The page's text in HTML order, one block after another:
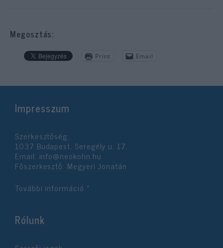
Megosztás:
Print Email
Impresszum
Szerkesztőség:
1037 Budapest, Seregély u. 17.
Email: info@neokohn.hu
Főszerkesztő: Megyeri Jonatán
További információ »
Rólunk